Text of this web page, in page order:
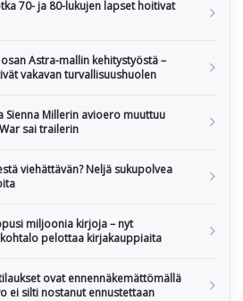
70- ja 80-lukujen lapset hoitivat
Astra-mallin kehitystyöstä –
vakavan turvallisuushuolen
Sienna Millerin avioero muuttuu
sai trailerin
viehättävän? Neljä sukupolvea
miljoonia kirjoja – nyt
pelottaa kirjakauppiaita
ovat ennennäkemättömällä
ei silti nostanut ennustettaan